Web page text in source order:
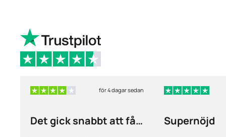
för 4 dagar sedan
Det gick snabbt att få
Supernöjd